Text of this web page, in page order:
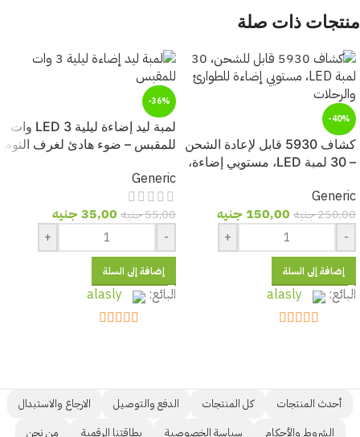
منتجات ذات صلة
-40%
كشاف 5930 قابل لإعادة الشحن
– 30 لمبة LED، مستويي إضاءة،
Generic
250,00جنيه 150,00 جنيه
-
+
إضافة إلى السلة
البائع: alasly
-36%
لمبة ليد إضاءة ليلية LED 3 وات
للمقبس – ضوء هادئ لغرف النوم
Generic
55,00جنيه 35,00 جنيه
-
+
إضافة إلى السلة
البائع: alasly
أحدث المنتجات كل المنتجات الدفع والتوصيل
الارجاع والاستبدال
الشروط والأحكام
سياسة الخصوصية بطاقتنا الرقمية من نحن